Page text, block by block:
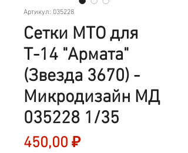
Артикул: 035228
Сетки МТО для
Т-14 "Армата"
(Звезда 3670) -
Микродизайн МД
035228 1/35
450,00 ₽Цена